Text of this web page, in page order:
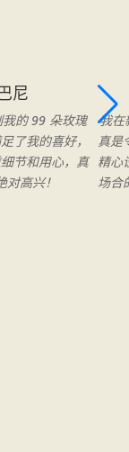
尼
的 99 朵玫瑰
了我的喜好，
节和用心，真
高兴！
我在
真是
精心
场合